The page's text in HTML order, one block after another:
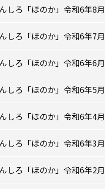
しろ「ほのか」令和6年8
しろ「ほのか」令和6年7
しろ「ほのか」令和6年6
しろ「ほのか」令和6年5
しろ「ほのか」令和6年4
しろ「ほのか」令和6年3
しろ「ほのか」令和6年2